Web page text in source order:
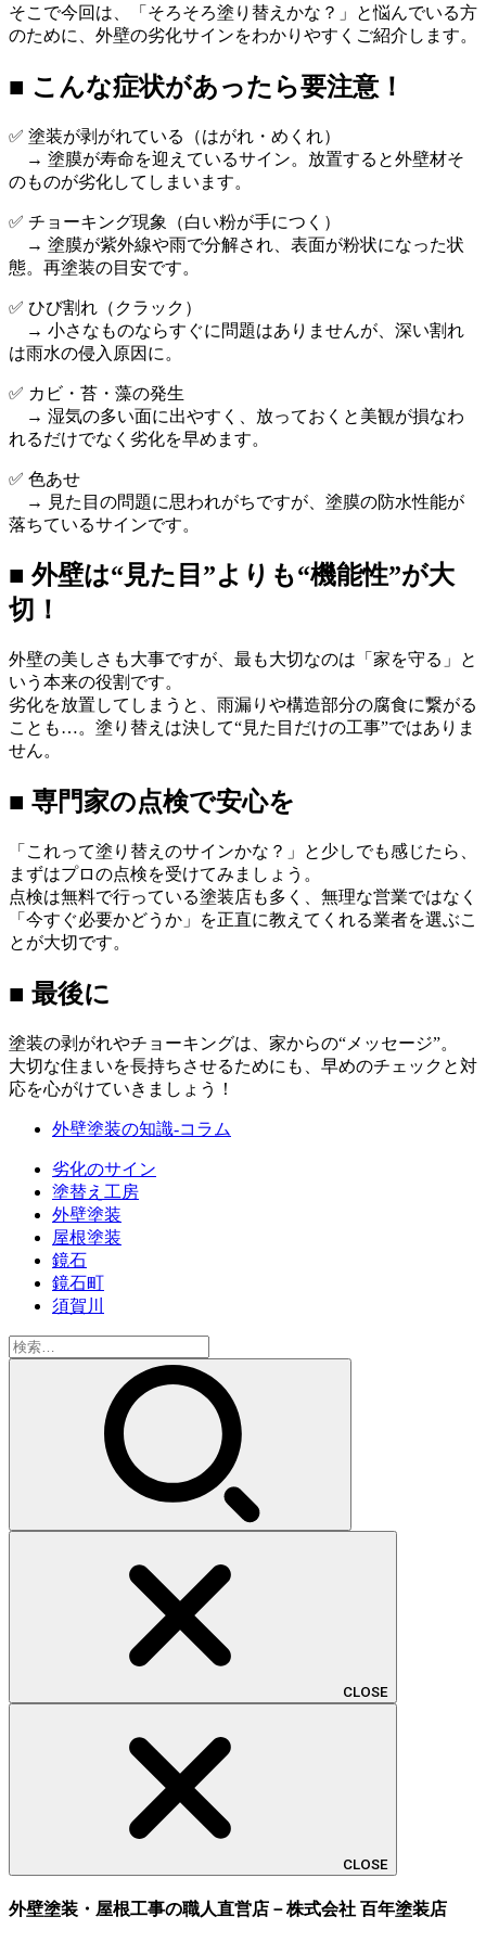
そこで今回は、「そろそろ塗り替えかな？」と悩んでいる方
のために、外壁の劣化サインをわかりやすくご紹介します。
■ こんな症状があったら要注意！
✅ 塗装が剥がれている（はがれ・めくれ）
→ 塗膜が寿命を迎えているサイン。放置すると外壁材そ
のものが劣化してしまいます。
✅ チョーキング現象（白い粉が手につく）
→ 塗膜が紫外線や雨で分解され、表面が粉状になった状
態。再塗装の目安です。
✅ ひび割れ（クラック）
→ 小さなものならすぐに問題はありませんが、深い割れ
は雨水の侵入原因に。
✅ カビ・苔・藻の発生
→ 湿気の多い面に出やすく、放っておくと美観が損なわ
れるだけでなく劣化を早めます。
✅ 色あせ
→ 見た目の問題に思われがちですが、塗膜の防水性能が
落ちているサインです。
■ 外壁は“見た目”よりも“機能性”が大
切！
外壁の美しさも大事ですが、最も大切なのは「家を守る」と
いう本来の役割です。
劣化を放置してしまうと、雨漏りや構造部分の腐食に繋がる
ことも…。塗り替えは決して“見た目だけの工事”ではありま
せん。
■ 専門家の点検で安心を
「これって塗り替えのサインかな？」と少しでも感じたら、
まずはプロの点検を受けてみましょう。
点検は無料で行っている塗装店も多く、無理な営業ではなく
「今すぐ必要かどうか」を正直に教えてくれる業者を選ぶこ
とが大切です。
■ 最後に
塗装の剥がれやチョーキングは、家からの“メッセージ”。
大切な住まいを長持ちさせるためにも、早めのチェックと対
応を心がけていきましょう！
外壁塗装の知識-コラム
劣化のサイン
塗替え工房
外壁塗装
屋根塗装
鏡石
鏡石町
須賀川
検
索:
CLOSE
CLOSE
外壁塗装・屋根工事の職人直営店－株式会社 百年塗装店